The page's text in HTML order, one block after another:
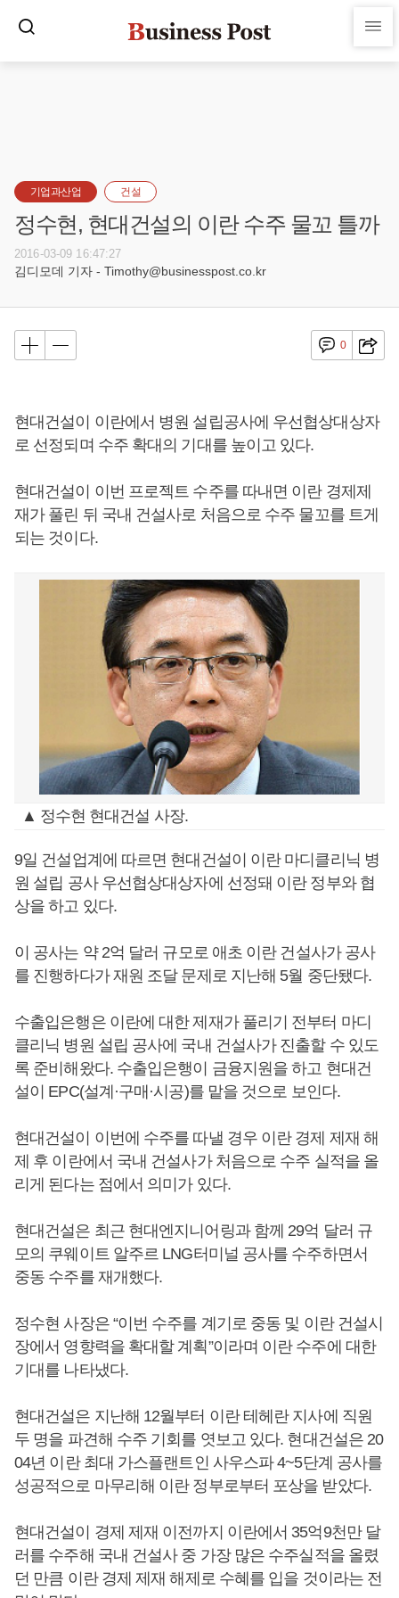
기업과산업 건설
정수현, 현대건설의 이란 수주 물꼬 틀까
2016-03-09 16:47:27
김디모데 기자 - Timothy@businesspost.co.kr
0
현대건설이 이란에서 병원 설립공사에 우선협상대상자
로 선정되며 수주 확대의 기대를 높이고 있다.
현대건설이 이번 프로젝트 수주를 따내면 이란 경제제
재가 풀린 뒤 국내 건설사로 처음으로 수주 물꼬를 트게
되는 것이다.
▲ 정수현 현대건설 사장.
9일 건설업계에 따르면 현대건설이 이란 마디클리닉 병
원 설립 공사 우선협상대상자에 선정돼 이란 정부와 협
상을 하고 있다.
이 공사는 약 2억 달러 규모로 애초 이란 건설사가 공사
를 진행하다가 재원 조달 문제로 지난해 5월 중단됐다.
수출입은행은 이란에 대한 제재가 풀리기 전부터 마디
클리닉 병원 설립 공사에 국내 건설사가 진출할 수 있도
록 준비해왔다. 수출입은행이 금융지원을 하고 현대건
설이 EPC(설계·구매·시공)를 맡을 것으로 보인다.
현대건설이 이번에 수주를 따낼 경우 이란 경제 제재 해
제 후 이란에서 국내 건설사가 처음으로 수주 실적을 올
리게 된다는 점에서 의미가 있다.
현대건설은 최근 현대엔지니어링과 함께 29억 달러 규
모의 쿠웨이트 알주르 LNG터미널 공사를 수주하면서
중동 수주를 재개했다.
정수현 사장은 “이번 수주를 계기로 중동 및 이란 건설시
장에서 영향력을 확대할 계획”이라며 이란 수주에 대한
기대를 나타냈다.
현대건설은 지난해 12월부터 이란 테헤란 지사에 직원
두 명을 파견해 수주 기회를 엿보고 있다. 현대건설은 20
04년 이란 최대 가스플랜트인 사우스파 4~5단계 공사를
성공적으로 마무리해 이란 정부로부터 포상을 받았다.
현대건설이 경제 제재 이전까지 이란에서 35억9천만 달
러를 수주해 국내 건설사 중 가장 많은 수주실적을 올렸
던 만큼 이란 경제 제재 해제로 수혜를 입을 것이라는 전